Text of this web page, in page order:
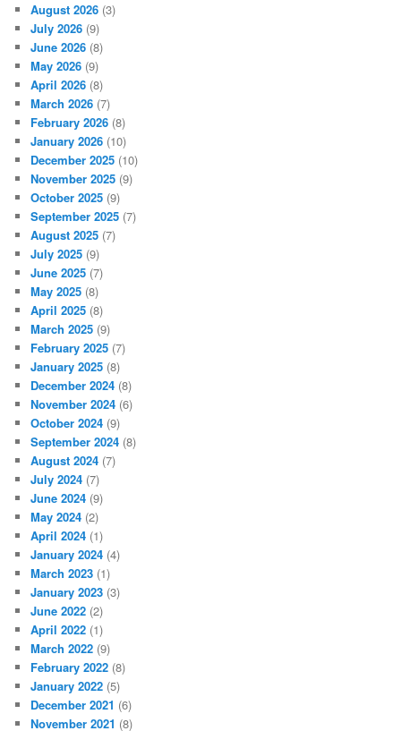
August 2026 (3)
July 2026 (9)
June 2026 (8)
May 2026 (9)
April 2026 (8)
March 2026 (7)
February 2026 (8)
January 2026 (10)
December 2025 (10)
November 2025 (9)
October 2025 (9)
September 2025 (7)
August 2025 (7)
July 2025 (9)
June 2025 (7)
May 2025 (8)
April 2025 (8)
March 2025 (9)
February 2025 (7)
January 2025 (8)
December 2024 (8)
November 2024 (6)
October 2024 (9)
September 2024 (8)
August 2024 (7)
July 2024 (7)
June 2024 (9)
May 2024 (2)
April 2024 (1)
January 2024 (4)
March 2023 (1)
January 2023 (3)
June 2022 (2)
April 2022 (1)
March 2022 (9)
February 2022 (8)
January 2022 (5)
December 2021 (6)
November 2021 (8)